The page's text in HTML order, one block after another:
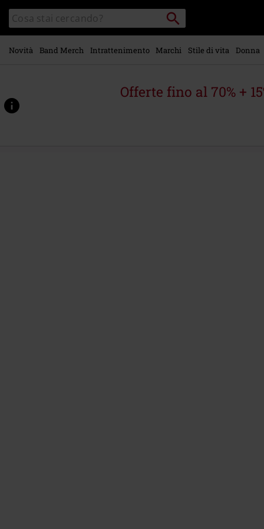
contenuto
principale
Cerca
nel
catalogo
Cerca
Punto
di
ritiro
Novità Band Merch Intrattenimento Marchi Stile di vita Donna
Offerte fino al 70% +